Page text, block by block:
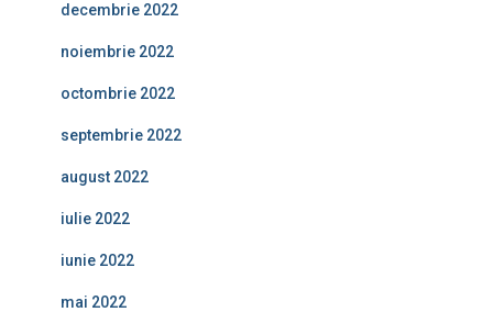
decembrie 2022
noiembrie 2022
octombrie 2022
septembrie 2022
august 2022
iulie 2022
iunie 2022
mai 2022